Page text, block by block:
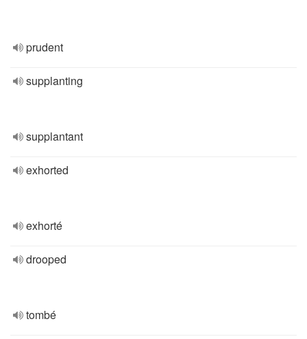
prudent
supplanting
supplantant
exhorted
exhorté
drooped
tombé